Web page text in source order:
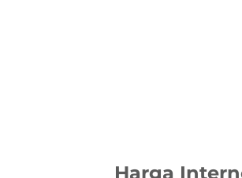
Harga